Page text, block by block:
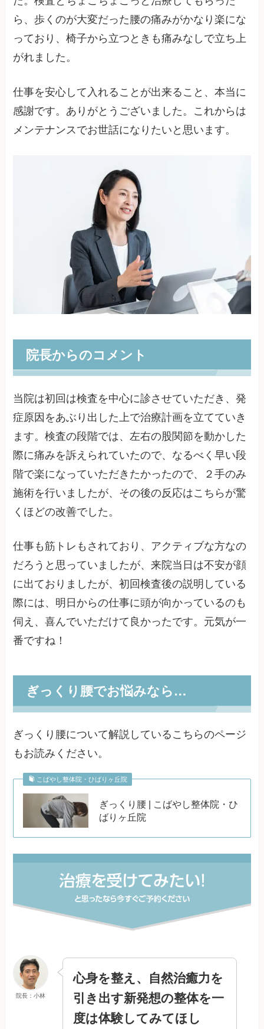
ら、歩くのが大変だった腰の痛みがかなり楽にな
っており、椅子から立つときも痛みなしで立ち上
がれました。
仕事を安心して入れることが出来ること、本当に
感謝です。ありがとうございました。これからは
メンテナンスでお世話になりたいと思います。
院長からのコメント
当院は初回は検査を中心に診させていただき、発
症原因をあぶり出した上で治療計画を立てていき
ます。検査の段階では、左右の股関節を動かした
際に痛みを訴えられていたので、なるべく早い段
階で楽になっていただきたかったので、２手のみ
施術を行いましたが、その後の反応はこちらが驚
くほどの改善でした。
仕事も筋トレもされており、アクティブな方なの
だろうと思っていましたが、来院当日は不安が顔
に出ておりましたが、初回検査後の説明している
際には、明日からの仕事に頭が向かっているのも
伺え、喜んでいただけて良かったです。元気が一
番ですね！
ぎっくり腰でお悩みなら…
ぎっくり腰について解説しているこちらのページ
もお読みください。
こばやし整体院・ひばりヶ丘院
ぎっくり腰 | こばやし整体院・ひ
ばりヶ丘院
院長：小林
心身を整え、自然治癒力を
引き出す新発想の整体を一
度は体験してみてほし